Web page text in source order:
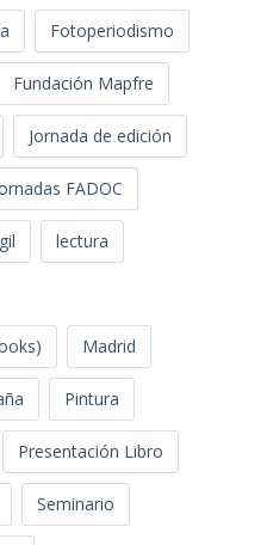
Fotoperiodismo
Fundación Mapfre
Jornada de edición
FADOC
lectura
Madrid
Pintura
Presentación Libro
Seminario